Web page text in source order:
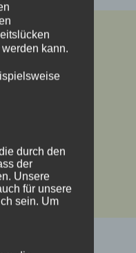
kann.
durch den
der
Unsere
für unsere
sein. Um